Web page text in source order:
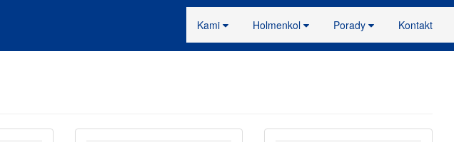
Kami Holmenkol Porady Kontakt